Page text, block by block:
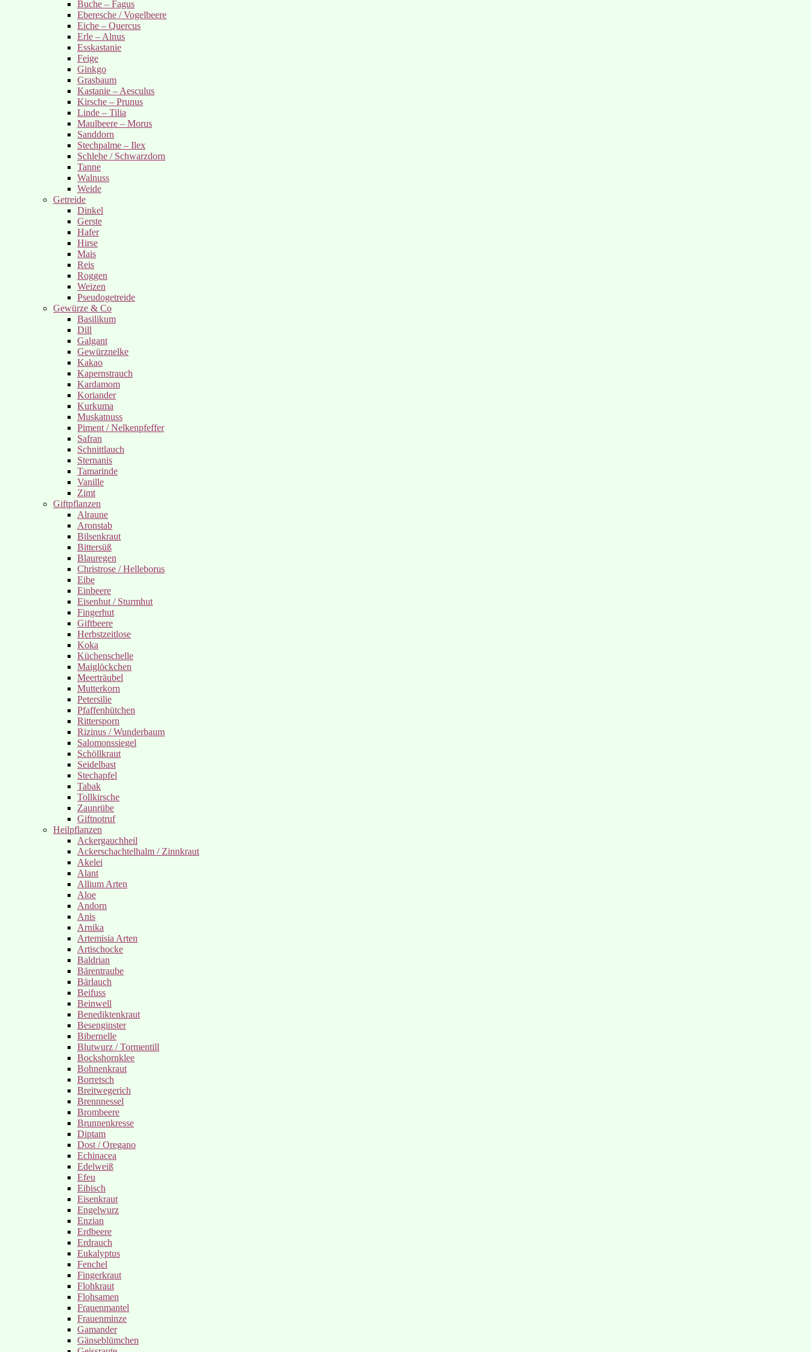
Buche – Fagus
Eberesche / Vogelbeere
Eiche – Quercus
Erle – Alnus
Esskastanie
Feige
Ginkgo
Grasbaum
Kastanie – Aesculus
Kirsche – Prunus
Linde – Tilia
Maulbeere – Morus
Sanddorn
Stechpalme – Ilex
Schlehe / Schwarzdorn
Tanne
Walnuss
Weide
Getreide
Dinkel
Gerste
Hafer
Hirse
Mais
Reis
Roggen
Weizen
Pseudogetreide
Gewürze & Co
Basilikum
Dill
Galgant
Gewürznelke
Kakao
Kapernstrauch
Kardamom
Koriander
Kurkuma
Muskatnuss
Piment / Nelkenpfeffer
Safran
Schnittlauch
Sternanis
Tamarinde
Vanille
Zimt
Giftpflanzen
Alraune
Aronstab
Bilsenkraut
Bittersüß
Blauregen
Christrose / Helleborus
Eibe
Einbeere
Eisenhut / Sturmhut
Fingerhut
Giftbeere
Herbstzeitlose
Koka
Küchenschelle
Maiglöckchen
Meerträubel
Mutterkorn
Petersilie
Pfaffenhütchen
Rittersporn
Rizinus / Wunderbaum
Salomonssiegel
Schöllkraut
Seidelbast
Stechapfel
Tabak
Tollkirsche
Zaunrübe
Giftnotruf
Heilpflanzen
Ackergauchheil
Ackerschachtelhalm / Zinnkraut
Akelei
Alant
Allium Arten
Aloe
Andorn
Anis
Arnika
Artemisia Arten
Artischocke
Baldrian
Bärentraube
Bärlauch
Beifuss
Beinwell
Benediktenkraut
Besenginster
Bibernelle
Blutwurz / Tormentill
Bockshornklee
Bohnenkraut
Borretsch
Breitwegerich
Brennnessel
Brombeere
Brunnenkresse
Diptam
Dost / Oregano
Echinacea
Edelweiß
Efeu
Eibisch
Eisenkraut
Engelwurz
Enzian
Erdbeere
Erdrauch
Eukalyptus
Fenchel
Fingerkraut
Flohkraut
Flohsamen
Frauenmantel
Frauenminze
Gamander
Gänseblümchen